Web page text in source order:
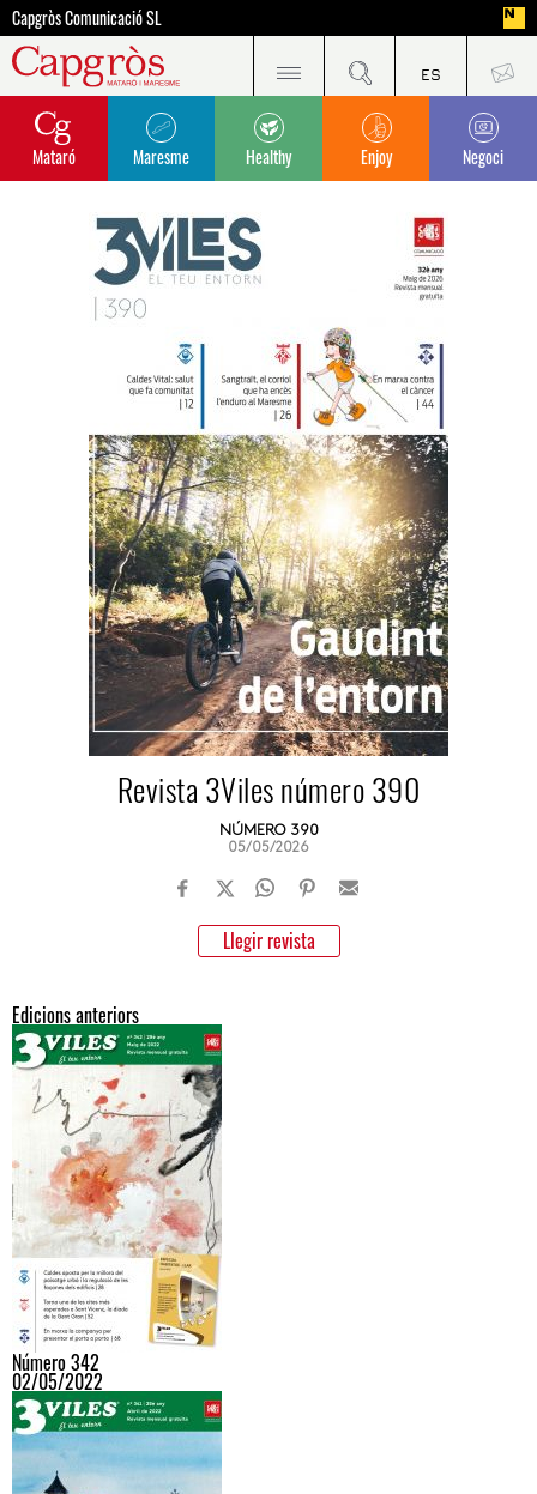
Capgròs Comunicació SL
Mataró Maresme Healthy Enjoy Negoci
Revista 3Viles número 390
NÚMERO 390
05/05/2026
Llegir revista
Edicions anteriors
Número 342
02/05/2022